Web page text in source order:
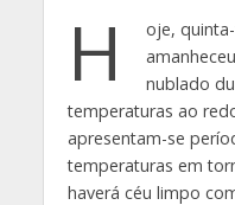
H
oje,
nublado
temperaturas ao
apresentam-se
temperaturas em
haverá céu limpo